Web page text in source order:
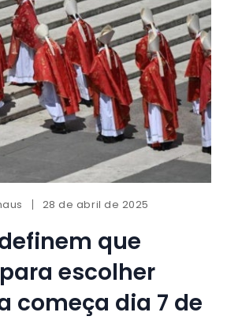
28 de abril de 2025
que
escolher
começa dia 7 de